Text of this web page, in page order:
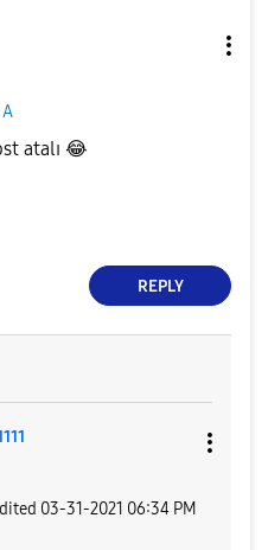
atalı 😂
REPLY
1
‎03-31-2021 06:34 PM